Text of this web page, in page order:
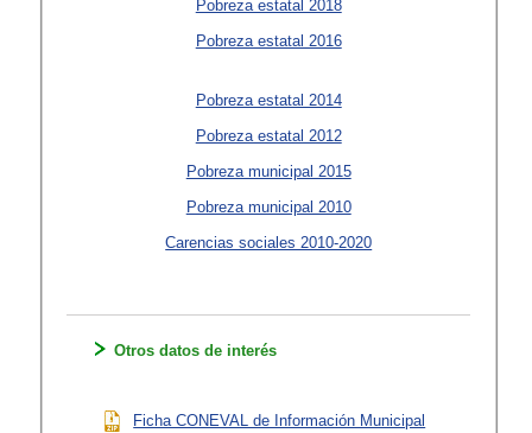
Pobreza estatal 2018
Pobreza estatal 2016
Pobreza estatal 2014
Pobreza estatal 2012
Pobreza municipal 2015
Pobreza municipal 2010
Carencias sociales 2010-2020
Otros datos de interés
Ficha CONEVAL de Información Municipal